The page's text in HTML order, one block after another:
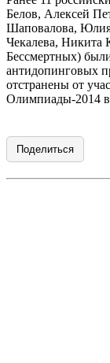
Белов, Алексей
Шаповалова,
Чекалева, Никита
Бессмертных)
антидопинговых
отстранены от
Олимпиады-2014
Поделиться